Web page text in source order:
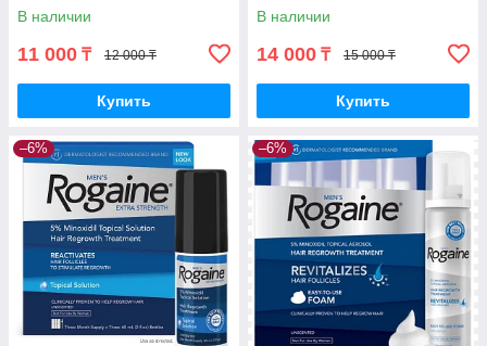
В наличии
11 000 ₸ 12 000 ₸
Купить
В наличии
14 000 ₸ 15 000 ₸
Купить
–6% –6%